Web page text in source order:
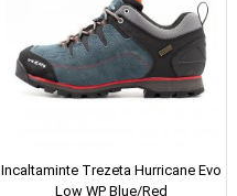
Incaltaminte Trezeta Hurricane Evo
Low WP Blue/Red